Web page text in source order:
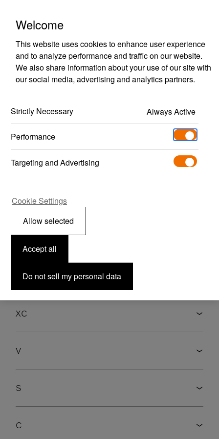
Pour découvrir les optimisations disponibles
pour votre voiture, sélectionnez l’un des
Sélectionnez le modèle
XC
V
S
C
Welcome
This website uses cookies to enhance user experience
and to analyze performance and traffic on our website.
We also share information about your use of our site with
our social media, advertising and analytics partners.
Strictly Necessary Always Active
Performance
Targeting and Advertising
Do not sell my personal data
Accept all
Allow selected
Cookie Settings